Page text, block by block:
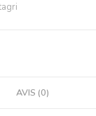
AVIS (0)